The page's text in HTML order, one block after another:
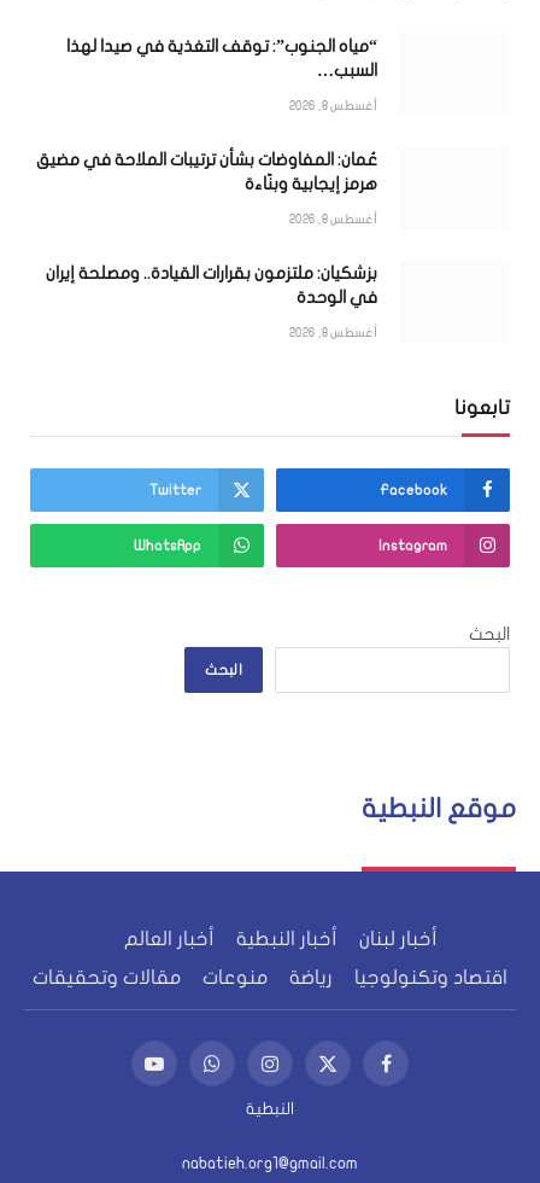
“مياه الجنوب”: توقف التغذية في صيدا لهذا
السبب…
أغسطس 8, 2026
عُمان: المفاوضات بشأن ترتيبات الملاحة في مضيق
هرمز إيجابية وبنّاءة
أغسطس 8, 2026
بزشكيان: ملتزمون بقرارات القيادة.. ومصلحة إيران
في الوحدة
أغسطس 8, 2026
تابعونا
Facebook
Twitter
Instagram
WhatsApp
البحث
البحث
موقع النبطية
أخبار لبنان أخبار النبطية
أخبار العالم
اقتصاد وتكنولوجيا
رياضة منوعات مقالات وتحقيقات
فيسبوكX
(Twitter)
الانستغرامواتساب يوتيوب
النبطية
nabatieh.org1@gmail.com